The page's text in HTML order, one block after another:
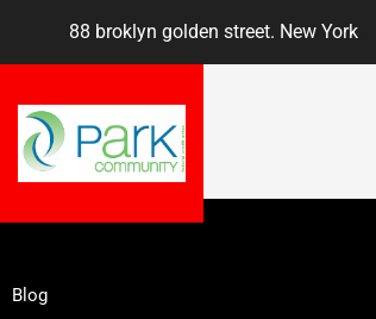
88 broklyn golden street. New York
Blog